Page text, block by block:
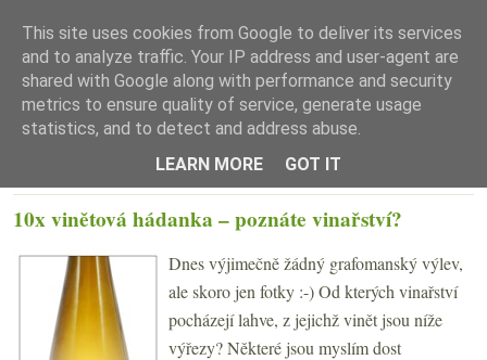
☰ Menu
10x vinětová hádanka – poznáte vinařství?
Dnes výjimečně žádný grafomanský výlev,
ale skoro jen fotky :-) Od kterých vinařství
pocházejí lahve, z jejichž vinět jsou níže
výřezy? Některé jsou myslím dost
This site uses cookies from Google to deliver its services
and to analyze traffic. Your IP address and user-agent are
shared with Google along with performance and security
metrics to ensure quality of service, generate usage
statistics, and to detect and address abuse.
LEARN MORE
GOT IT